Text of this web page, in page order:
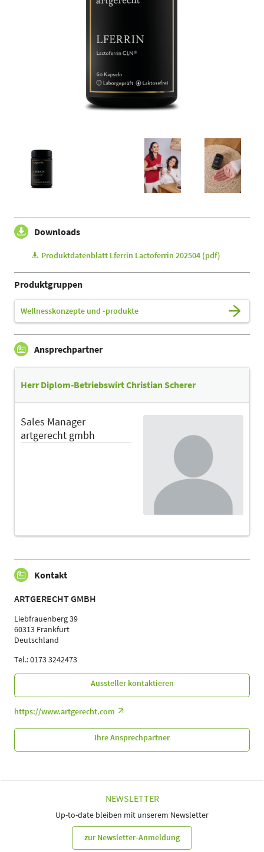
Downloads
Produktdatenblatt Lferrin Lactoferrin 202504 (pdf)
Produktgruppen
Wellnesskonzepte und -produkte
Ansprechpartner
Herr Diplom-Betriebswirt Christian Scherer
Sales Manager
artgerecht gmbh
Kontakt
ARTGERECHT GMBH
Liebfrauenberg 39
60313 Frankfurt
Deutschland
Tel.: 0173 3242473
Aussteller kontaktieren
https://www.artgerecht.com
Ihre Ansprechpartner
NEWSLETTER
Up-to-date bleiben mit unserem Newsletter
zur Newsletter-Anmeldung